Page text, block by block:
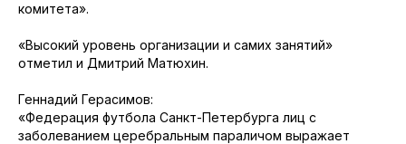
комитета».
«Высокий уровень организации и самих занятий»
отметил и Дмитрий Матюхин.
Геннадий Герасимов:
«Федерация футбола Санкт-Петербурга лиц с
заболеванием церебральным параличом выражает